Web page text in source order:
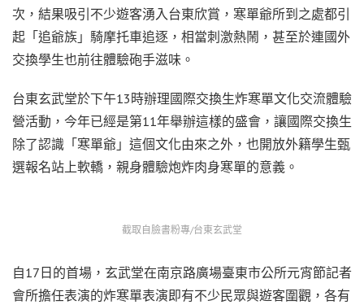
次，結果吸引不少遊客湧入台東欣賞，寒單爺所到之處都引
起「追爺族」騎摩托車追逐，相當刺激熱鬧，甚至於連國外
交換學生也前往體驗砲手滋味。
台東玄武堂於下午13時辦理國際交換生炸寒單文化交流體驗
營活動，今年已經是第11年舉辦這樣的盛會，讓國際交換生
除了認識「寒單爺」這個文化由來之外，也開放外籍學生甄
選報名站上軟轎，親身體驗炮炸肉身寒單的意義。
截取自臉書粉專/台東玄武堂
自17日的首場，玄武堂在南京路廣場臺東市公所元宵節記者
會所擔任表演的炸寒單表演即有不少民眾與遊客圍觀，各有